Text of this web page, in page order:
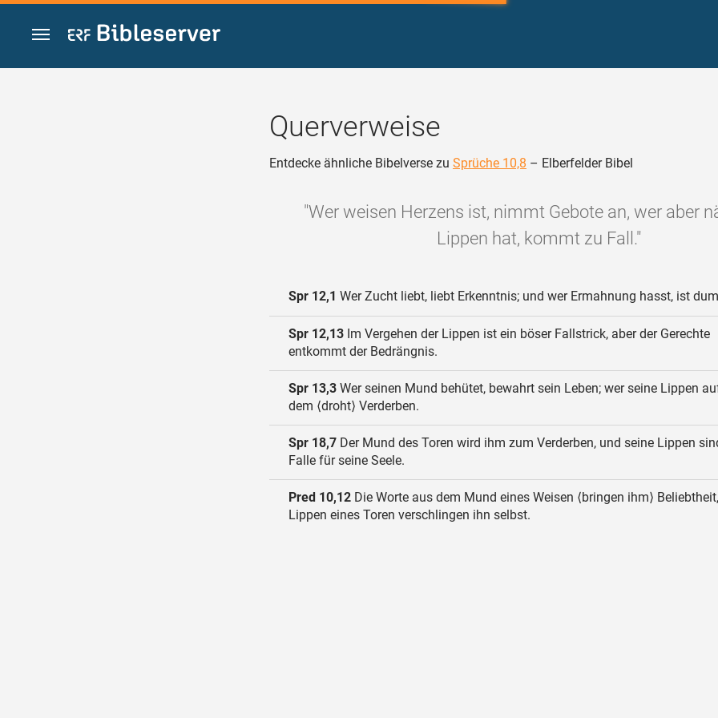
Zum Inhalt springen
Querverweise
Entdecke ähnliche Bibelverse zu Sprüche 10,8 – Elberfelder Bibel
"Wer weisen Herzens ist, nimmt Gebote an, wer aber
Lippen hat, kommt zu Fall."
Spr 12,1 Wer Zucht liebt, liebt Erkenntnis; und wer Ermahnung hasst, ist
Spr 12,13 Im Vergehen der Lippen ist ein böser Fallstrick, aber der Gerechte
entkommt der Bedrängnis.
Spr 13,3 Wer seinen Mund behütet, bewahrt sein Leben; wer seine Lippen
dem ⟨droht⟩ Verderben.
Spr 18,7 Der Mund des Toren wird ihm zum Verderben, und seine Lippen
Falle für seine Seele.
Pred 10,12 Die Worte aus dem Mund eines Weisen ⟨bringen ihm⟩
Lippen eines Toren verschlingen ihn selbst.